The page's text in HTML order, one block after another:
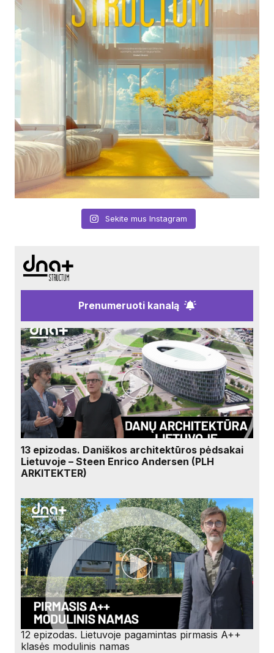
Sekite mus Instagram
Prenumeruoti kanalą
13 epizodas. Daniškos architektūros pėdsakai
Lietuvoje – Steen Enrico Andersen (PLH
ARKITEKTER)
12 epizodas. Lietuvoje pagamintas pirmasis A++
klasės modulinis namas